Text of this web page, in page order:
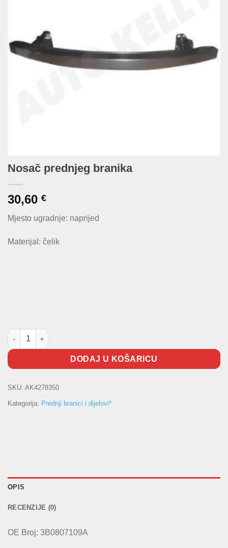
Nosač prednjeg branika
30,60 €
Mjesto ugradnje: naprijed
Materijal: čelik
Nosač prednjeg branika količina
DODAJ U KOŠARICU
SKU: AK4278350
Kategorija: Prednji branici i dijelovi*
OPIS
RECENZIJE (0)
OE Broj: 3B0807109A